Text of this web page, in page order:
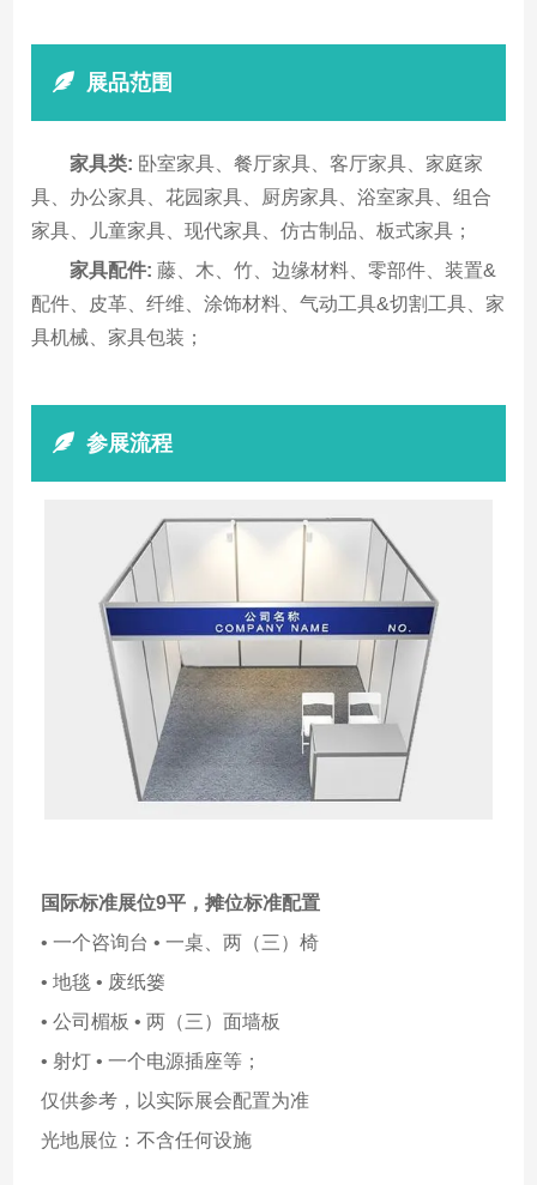
展品范围
家具类: 卧室家具、餐厅家具、客厅家具、家庭家
具、办公家具、花园家具、厨房家具、浴室家具、组合
家具、儿童家具、现代家具、仿古制品、板式家具；
家具配件: 藤、木、竹、边缘材料、零部件、装置&
配件、皮革、纤维、涂饰材料、气动工具&切割工具、家
具机械、家具包装；
参展流程
国际标准展位9平，摊位标准配置
• 一个咨询台 • 一桌、两（三）椅
• 地毯 • 废纸篓
• 公司楣板 • 两（三）面墙板
• 射灯 • 一个电源插座等；
仅供参考，以实际展会配置为准
光地展位：不含任何设施